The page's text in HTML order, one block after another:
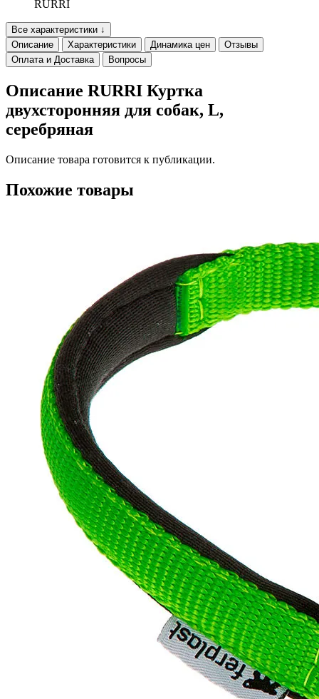
RURRI
Все характеристики ↓
Описание
Характеристики Динамика цен
Отзывы
Оплата и Доставка
Вопросы
Описание RURRI Куртка
двухсторонняя для собак, L,
серебряная
Описание товара готовится к публикации.
Похожие товары